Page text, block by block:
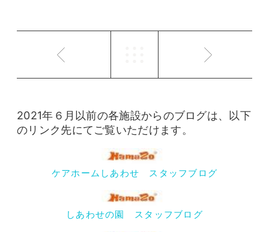
2021年６月以前の各施設からのブログは、以下
のリンク先にてご覧いただけます。
ケアホームしあわせ スタッフブログ
しあわせの園 スタッフブログ